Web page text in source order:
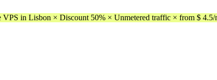
in Lisbon × Discount 50% × Unmetered traffic × from $ 4.5/